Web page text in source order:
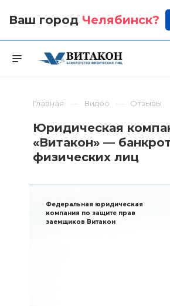
Ваш город Челябинск?
Главная Видео Отзывы
Юридическая
«Витакон» —
физических лиц
Федеральная юридическая
компания по защите прав
заемщиков Витакон